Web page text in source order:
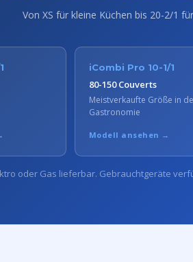
Von XS für kleine Küchen bis 20-2/1
iCombi Pro 10-1/1
80-150 Couverts
Meistverkaufte Größe in
Gastronomie
Modell ansehen →
oder Gas lieferbar. Gebrauchtgeräte